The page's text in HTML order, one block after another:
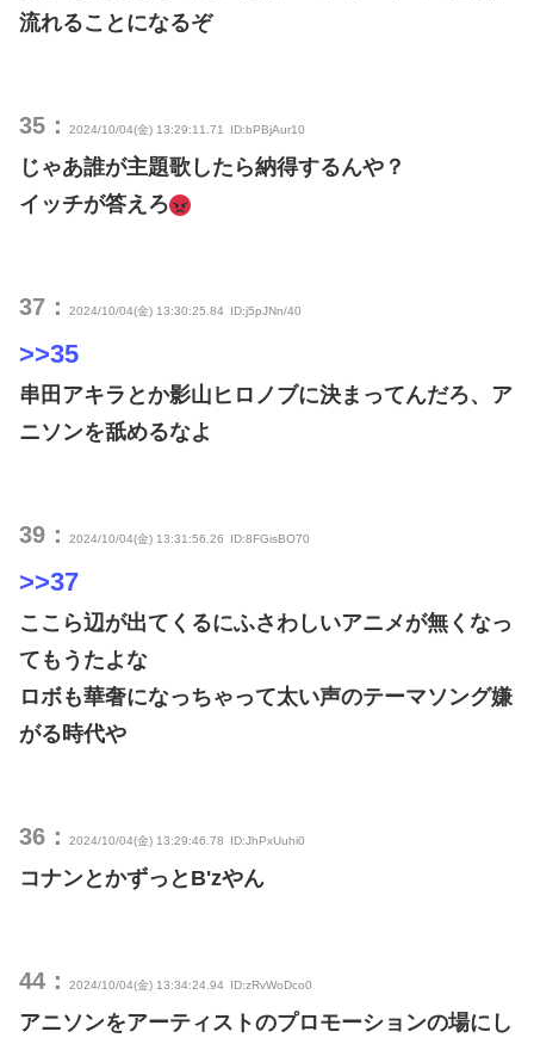
流れることになるぞ
35： 2024/10/04(金) 13:29:11.71 ID:bPBjAur10
じゃあ誰が主題歌したら納得するんや？
イッチが答えろ
37： 2024/10/04(金) 13:30:25.84 ID:j5pJNn/40
>>35
串田アキラとか影山ヒロノブに決まってんだろ、ア
ニソンを舐めるなよ
39： 2024/10/04(金) 13:31:56.26 ID:8FGisBO70
>>37
ここら辺が出てくるにふさわしいアニメが無くなっ
てもうたよな
ロボも華奢になっちゃって太い声のテーマソング嫌
がる時代や
36： 2024/10/04(金) 13:29:46.78 ID:JhPxUuhi0
コナンとかずっとB'zやん
44： 2024/10/04(金) 13:34:24.94 ID:zRvWoDco0
アニソンをアーティストのプロモーションの場にし